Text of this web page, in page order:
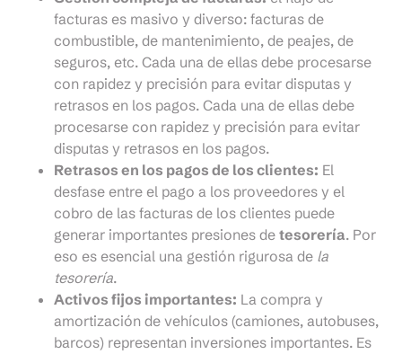
facturas es masivo y diverso: facturas de
combustible, de mantenimiento, de peajes, de
seguros, etc. Cada una de ellas debe procesarse
con rapidez y precisión para evitar disputas y
retrasos en los pagos. Cada una de ellas debe
procesarse con rapidez y precisión para evitar
disputas y retrasos en los pagos.
Retrasos en los pagos de los clientes: El
desfase entre el pago a los proveedores y el
cobro de las facturas de los clientes puede
generar importantes presiones de tesorería. Por
eso es esencial una gestión rigurosa de la
tesorería.
Activos fijos importantes: La compra y
amortización de vehículos (camiones, autobuses,
barcos) representan inversiones importantes. Es